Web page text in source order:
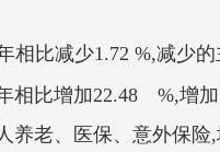
相比减少1.72 %,减少
相比增加22.48 %,
老、医保、意外保险